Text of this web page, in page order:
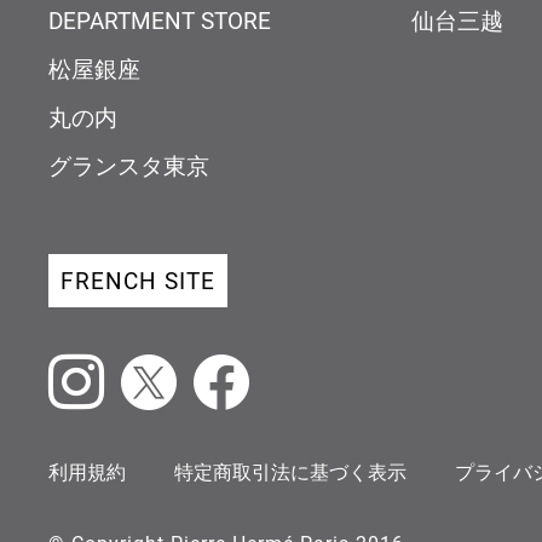
DEPARTMENT STORE
松屋銀座
丸の内
グランスタ東京
仙台三越
FRENCH SITE
利用規約 特定商取引法に基づく表示 プライバ